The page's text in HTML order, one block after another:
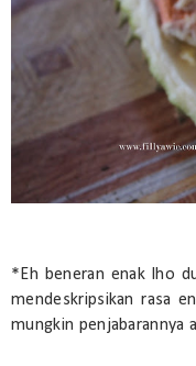
*Eh beneran enak lho
mendeskripsikan rasa
mungkin penjabarannya